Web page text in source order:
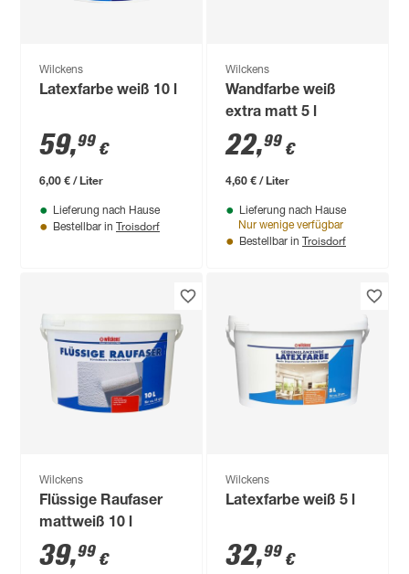
Wilckens
Latexfarbe weiß 10 l
59,99 €
6,00 € / Liter
Lieferung nach Hause
Bestellbar in Troisdorf
Wilckens
Wandfarbe weiß
extra matt 5 l
22,99 €
4,60 € / Liter
Lieferung nach Hause
Nur wenige verfügbar
Bestellbar in Troisdorf
Wilckens
Flüssige Raufaser
mattweiß 10 l
39,99 €
Wilckens
Latexfarbe weiß 5 l
32,99 €